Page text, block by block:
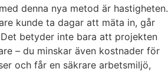
denna nya metod är hastigheten.
kunde ta dagar att mäta in, går
betyder inte bara att projekten
– du minskar även kostnader för
och får en säkrare arbetsmiljö,